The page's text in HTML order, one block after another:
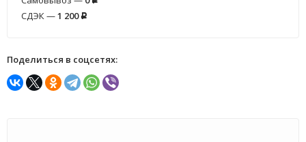
СДЭК —1 200 Р
Поделиться в соцсетях: